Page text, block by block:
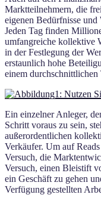
Marktteilnehmern, die
eigenen Bedürfnisse
Jeden Tag finden
umfangreiche kollektive
in der Festlegung der
erstaunlich hohe
einem durchschnittlichen
Ein einzelner Anleger,
Schritt voraus zu sein,
außerordentlichen
Verkäufer. Um auf
Versuch, die
Versuch, einen Bleistift
ein Geschäft zu gehen
Verfügung gestellten